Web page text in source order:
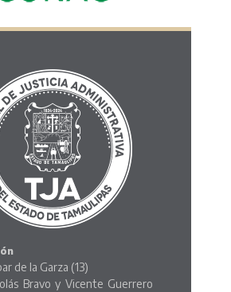
de la Garza (13)
Bravo y Vicente Guerrero